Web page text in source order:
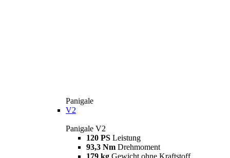
Panigale
V2
Panigale V2
120 PS Leistung
93,3 Nm Drehmoment